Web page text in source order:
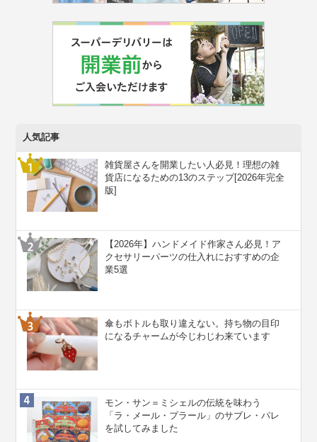
人気記事
雑貨屋さんを開業したい人必見！理想の雑
貨店になるための13のステップ[2026年完全
版]
【2026年】ハンドメイド作家さん必見！ア
クセサリーパーツの仕入れにおすすめの企
業5選
傘もボトルも取り違えない。持ち物の目印
になるチャームが今じわじわ来ています
モン・サン＝ミシェルの伝統を味わう
「ラ・メール・プラール」のサブレ・パレ
を試してみました